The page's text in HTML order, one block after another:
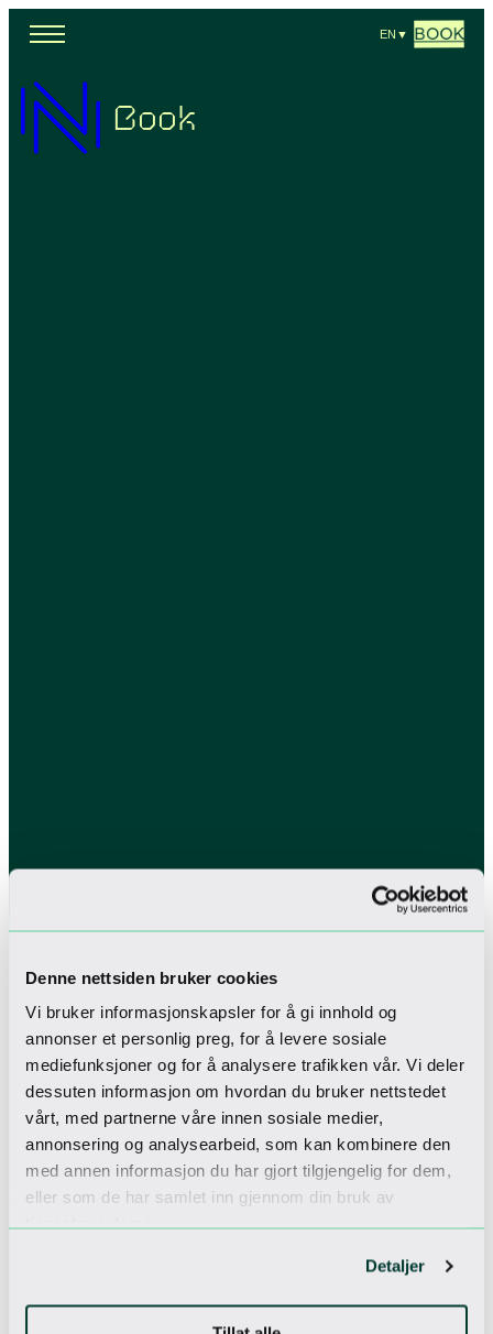
Denne nettsiden bruker cookies
Vi bruker informasjonskapsler for å gi innhold og
annonser et personlig preg, for å levere sosiale
mediefunksjoner og for å analysere trafikken vår. Vi deler
dessuten informasjon om hvordan du bruker nettstedet
vårt, med partnerne våre innen sosiale medier,
annonsering og analysearbeid, som kan kombinere den
med annen informasjon du har gjort tilgjengelig for dem,
eller som de har samlet inn gjennom din bruk av
tjenestene deres.
Detaljer
EN ▼ BOOK
Book
Check in to
Our newsletter
Get unique offers
I accept theprivacy policy